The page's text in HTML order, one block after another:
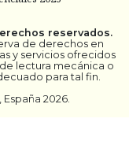
reservados.
de derechos en
y servicios ofrecidos
lectura mecánica o
para tal fin.
2026.